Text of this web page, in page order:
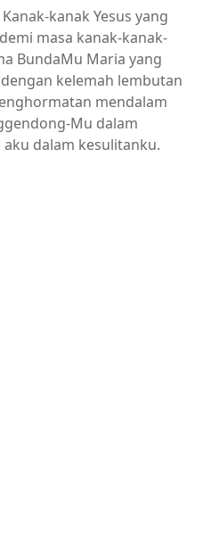
kanak Yesus yang
masa kanak-kanak-
BundaMu Maria yang
kelemah lembutan
mendalam
Mu dalam
dalam kesulitanku.